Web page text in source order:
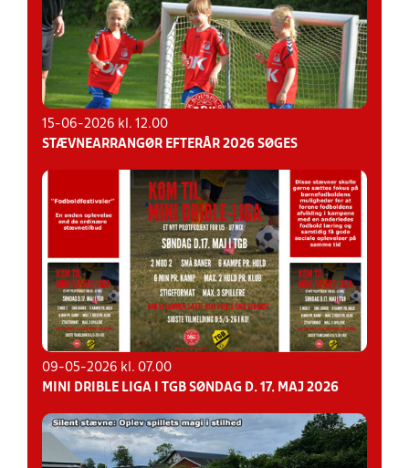
15-06-2026 kl. 12.00
STÆVNEARRANGØR EFTERÅR 2026 SØGES
09-05-2026 kl. 07.00
MINI DRIBLE LIGA I TGB SØNDAG D. 17. MAJ 2026